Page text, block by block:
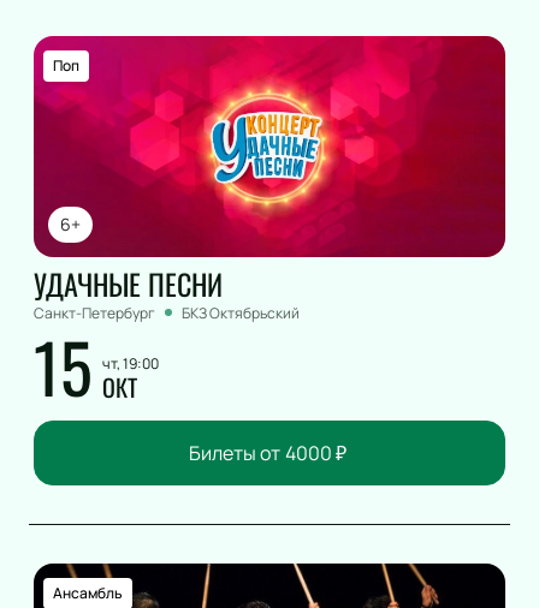
6+
Поп
УДАЧНЫЕ ПЕСНИ
Санкт-Петербург БКЗ Октябрьский
15 чт, 19:00
ОКТ
Билеты от 4000₽
Ансамбль